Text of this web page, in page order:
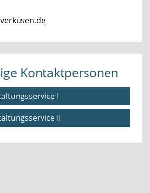
Kontaktpersonen
I
II